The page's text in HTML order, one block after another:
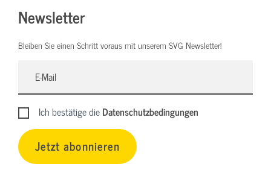
Newsletter
Bleiben Sie einen Schritt voraus mit unserem SVG Newsletter!
Ich bestätige dieDatenschutzbedingungen
Jetzt abonnieren